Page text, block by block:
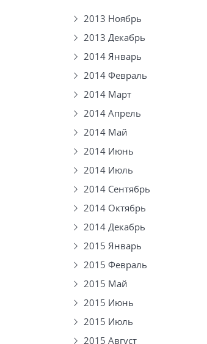
2013 Ноябрь
2013 Декабрь
2014 Январь
2014 Февраль
2014 Март
2014 Апрель
2014 Май
2014 Июнь
2014 Июль
2014 Сентябрь
2014 Октябрь
2014 Декабрь
2015 Январь
2015 Февраль
2015 Май
2015 Июнь
2015 Июль
2015 Август